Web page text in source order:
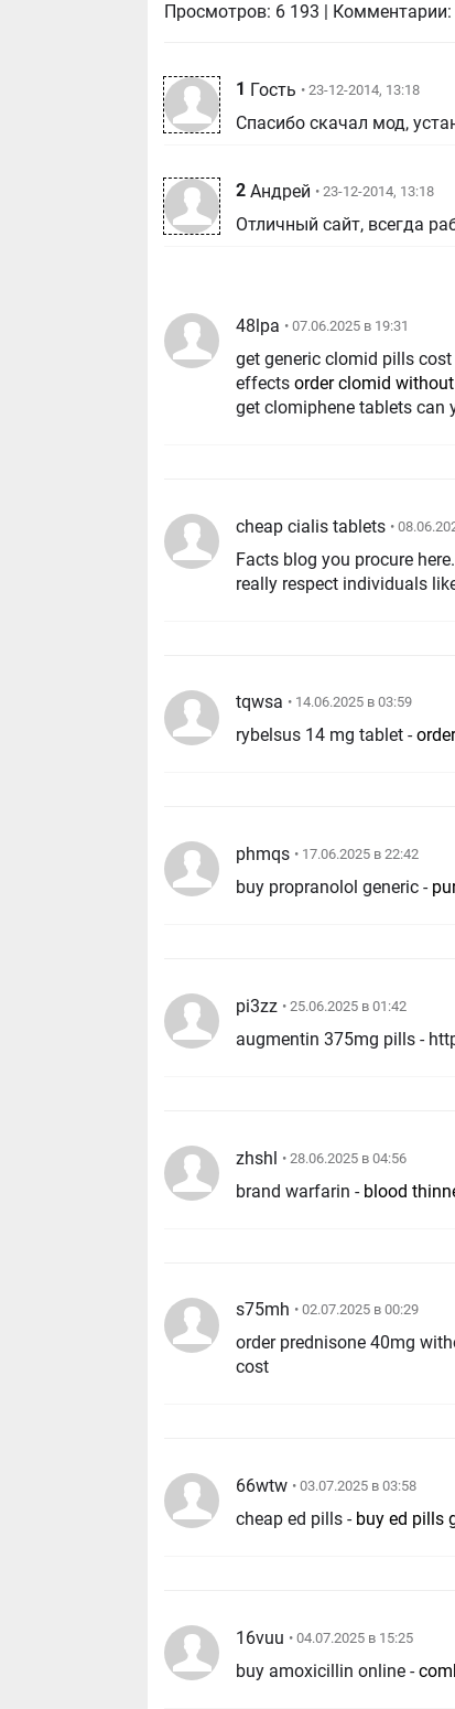
Просмотров: 6 193 Комментарии:
1 Гость • 23-12-2014, 13:18
Спасибо скачал мод,
2 Андрей • 23-12-2014, 13:18
Отличный сайт, всегда
48lpa • 07.06.2025 в 19:31
get generic clomid pills
effectsorder clomid
get clomiphene tablets can
cheap cialis tablets •
Facts blog you procure
really respect individuals
tqwsa • 14.06.2025 в 03:59
rybelsus 14 mg tablet -
phmqs • 17.06.2025 в 22:42
buy propranolol generic -
pi3zz • 25.06.2025 в 01:42
augmentin 375mg pills -
zhshl • 28.06.2025 в 04:56
brand warfarin - blood
s75mh • 02.07.2025 в 00:29
order prednisone 40mg
cost
66wtw • 03.07.2025 в 03:58
cheap ed pills - buy ed pills
16vuu • 04.07.2025 в 15:25
buy amoxicillin online -